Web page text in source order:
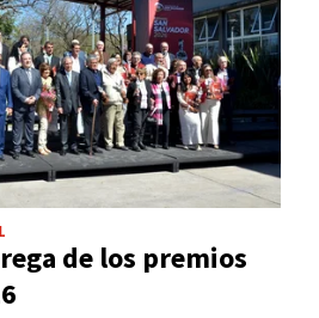
de los premios